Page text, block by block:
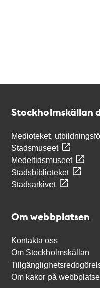
Stockholmskällan
Medioteket,
Stadsmuseet
Medeltidsmuseet
Stadsbiblioteket
Stadsarkivet
Om webbplatsen
Kontakta oss
Om Stockholmskällan
Om kakor på